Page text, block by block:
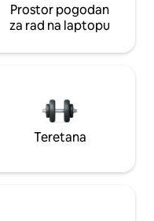
Prostor pogodan
za rad na laptopu
Teretana